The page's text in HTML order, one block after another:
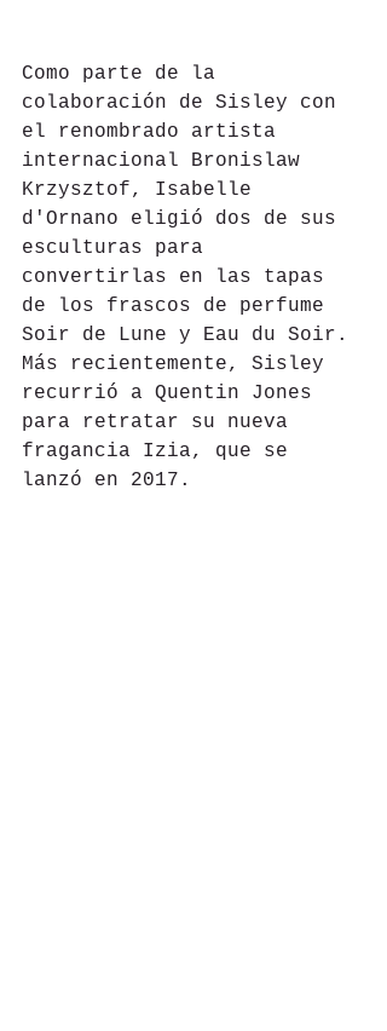
Como parte de la
colaboración de Sisley con
el renombrado artista
internacional Bronislaw
Krzysztof, Isabelle
d'Ornano eligió dos de sus
esculturas para
convertirlas en las tapas
de los frascos de perfume
Soir de Lune y Eau du Soir.
Más recientemente, Sisley
recurrió a Quentin Jones
para retratar su nueva
fragancia Izia, que se
lanzó en 2017.